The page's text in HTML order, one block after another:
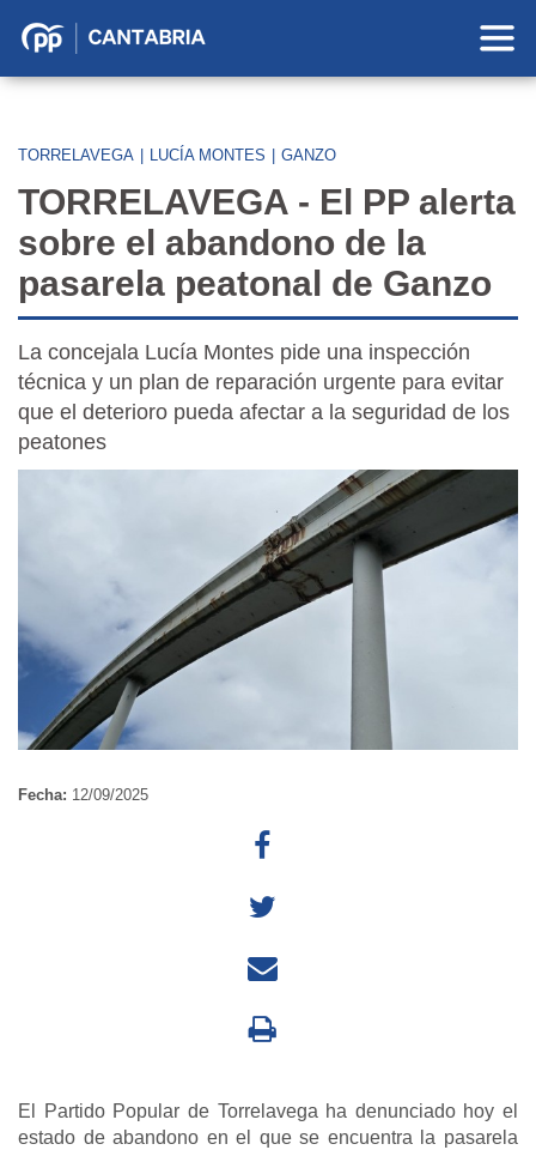
Partido
Cantabria
TORRELAVEGA LUCÍA MONTES GANZO
TORRELAVEGA - El PP alerta
sobre el abandono de la
pasarela peatonal de Ganzo
La concejala Lucía Montes pide una inspección
técnica y un plan de reparación urgente para evitar
que el deterioro pueda afectar a la seguridad de los
peatones
Fecha: 12/09/2025
El Partido Popular de Torrelavega ha denunciado hoy el
estado de abandono en el que se encuentra la pasarela